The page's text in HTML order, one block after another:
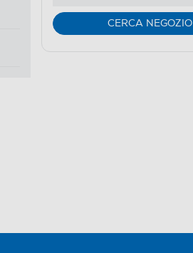
CERCA NEGOZIO